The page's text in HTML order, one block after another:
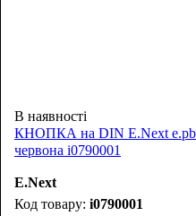
В наявності
КНОПКА на DIN E.Next
червона i0790001
E.Next
i0790001